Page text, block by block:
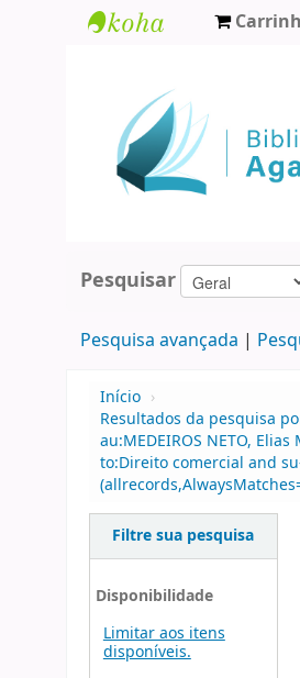
Agamenon
Magalhães
Pesquisar
Pesquisa avançada
Início ›
Resultados da pesquisa
au:MEDEIROS NETO,
to:Direito comercial and
Filtre sua pesquisa
Disponibilidade
Limitar aos itens
disponíveis.